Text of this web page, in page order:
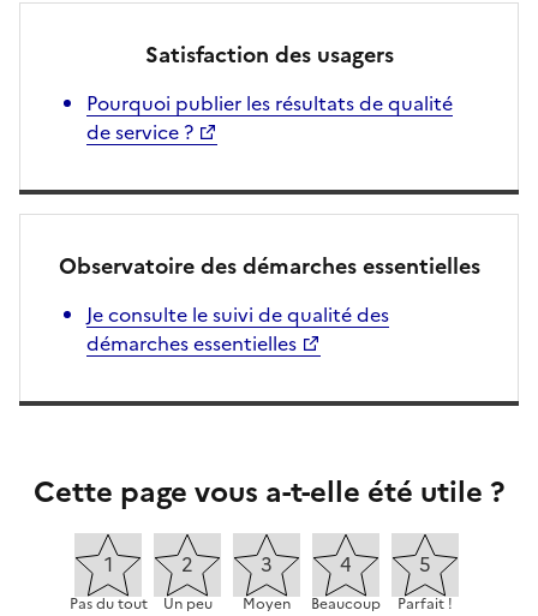
Satisfaction des usagers
Pourquoi publier les résultats de qualité
de service ?
Observatoire des démarches essentielles
Je consulte le suivi de qualité des
démarches essentielles
Cette page vous a-t-elle été utile ?
Pas du tout Un peu Moyen Beaucoup Parfait !